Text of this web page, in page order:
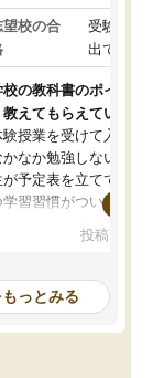
望校の合
受験して
出ていな
校の教科書のポイント
教えてもらえている
験授業を受けて入塾し
かなか勉強しない息子
が予定表を立ててくれ
学習習慣がついてきま
導が無い日も予定表
できるのでとても助か
投稿日：
っとみる